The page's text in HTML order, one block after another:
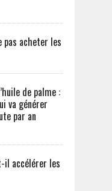
pas acheter les
de palme :
va générer
par an
il accélérer les